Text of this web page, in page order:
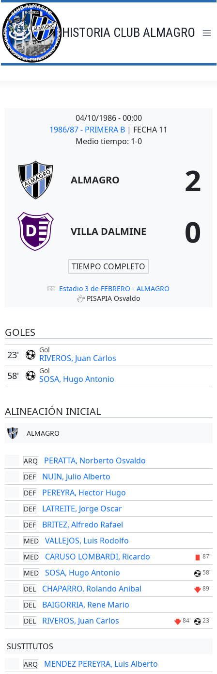
Saltar
al
contenido
HISTORIA CLUB ALMAGRO
04/10/1986 - 00:00
1986/87 - PRIMERA B | FECHA 11
Medio tiempo: 1-0
ALMAGRO 2
VILLA DALMINE 0
TIEMPO COMPLETO
Estadio 3 de FEBRERO - ALMAGRO
PISAPIA Osvaldo
GOLES
Gol
RIVEROS, Juan Carlos
23'
Gol
SOSA, Hugo Antonio
58'
ALINEACIÓN INICIAL
ALMAGRO
ARQ PERATTA, Norberto Osvaldo
DEF NUIN, Julio Alberto
DEF PEREYRA, Hector Hugo
DEF LATREITE, Jorge Oscar
DEF BRITEZ, Alfredo Rafael
MED VALLEJOS, Luis Rodolfo
MED CARUSO LOMBARDI, Ricardo 87'
MED SOSA, Hugo Antonio 58'
DEL CHAPARRO, Rolando Anibal 89'
DEL BAIGORRIA, Rene Mario
DEL RIVEROS, Juan Carlos 84' 23'
SUSTITUTOS
ARQ MENDEZ PEREYRA, Luis Alberto